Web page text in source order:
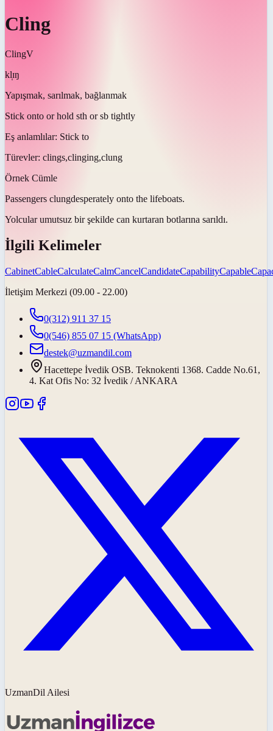
Cling
ClingV
kl̩ɪŋ
Yapışmak, sarılmak, bağlanmak
Stick onto or hold sth or sb tightly
Eş anlamlılar: Stick to
Türevler: clings,clinging,clung
Örnek Cümle
Passengers clungdesperately onto the lifeboats.
Yolcular umutsuz bir şekilde can kurtaran botlarına sarıldı.
İlgili Kelimeler
CabinetCableCalculateCalmCancelCandidateCapabilityCapable
İletişim Merkezi (09.00 - 22.00)
0(312) 911 37 15
0(546) 855 07 15 (WhatsApp)
destek@uzmandil.com
Hacettepe İvedik OSB. Teknokenti 1368. Cadde No.61,
4. Kat Ofis No: 32 İvedik / ANKARA
UzmanDil Ailesi